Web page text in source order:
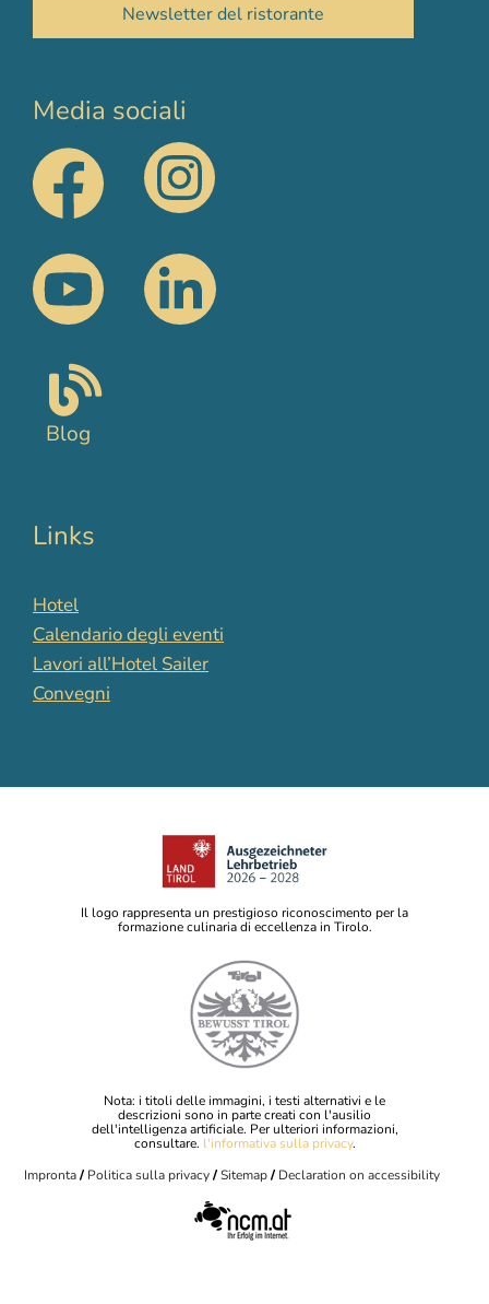
Newsletter del ristorante
Media sociali
Blog
Links
Hotel
Calendario degli eventi
Lavori all’Hotel Sailer
Convegni
Il logo rappresenta un prestigioso riconoscimento per la
formazione culinaria di eccellenza in Tirolo.
Nota: i titoli delle immagini, i testi alternativi e le
descrizioni sono in parte creati con l'ausilio
dell'intelligenza artificiale. Per ulteriori informazioni,
consultare. l'informativa sulla privacy.
Impronta
Politica sulla privacy Sitemap Declaration on accessibility